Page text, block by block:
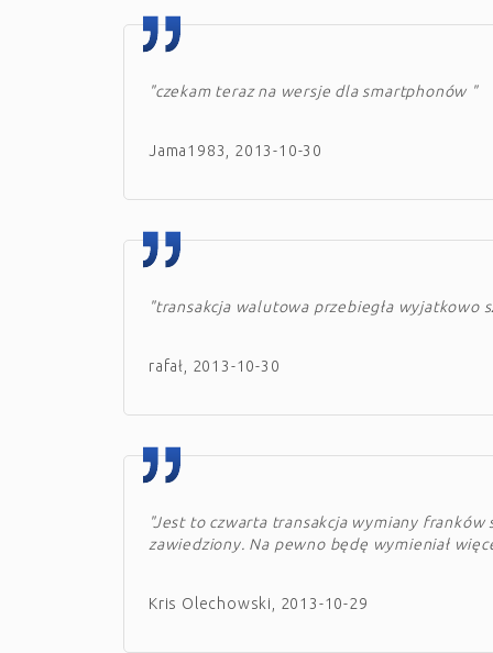
"czekam teraz na wersje dla smartphonów "
Jama1983, 2013-10-30
"transakcja walutowa przebiegła wyjatkowo
rafał, 2013-10-30
"Jest to czwarta transakcja wymiany franków
zawiedziony. Na pewno będę wymieniał
Kris Olechowski, 2013-10-29